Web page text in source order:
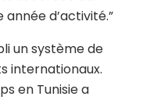
d’activité.”
un système de
internationaux.
en Tunisie a